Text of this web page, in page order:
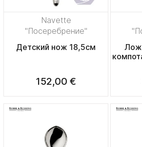
Navette
"Посеребрение"
Детский нож 18,5см
152,00 €